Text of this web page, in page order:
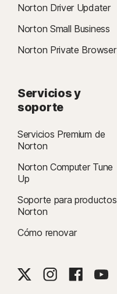
Norton Driver Updater
Norton Small Business
Norton Private Browser
Servicios y
soporte
Servicios Premium de
Norton
Norton Computer Tune
Up
Soporte para productos
Norton
Cómo renovar